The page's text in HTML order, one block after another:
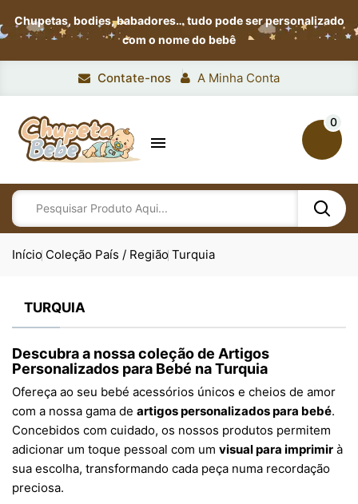
Chupetas, bodies, babadores…tudo pode ser personalizado
com o nome do bebê
Contate-nos A Minha Conta

0
Início Coleção País / Região Turquia
TURQUIA
Descubra a nossa coleção de Artigos
Personalizados para Bebé na Turquia
Ofereça ao seu bebé acessórios únicos e cheios de amor
com a nossa gama de artigos personalizados para bebé.
Concebidos com cuidado, os nossos produtos permitem
adicionar um toque pessoal com um visual para imprimir à
sua escolha, transformando cada peça numa recordação
preciosa.